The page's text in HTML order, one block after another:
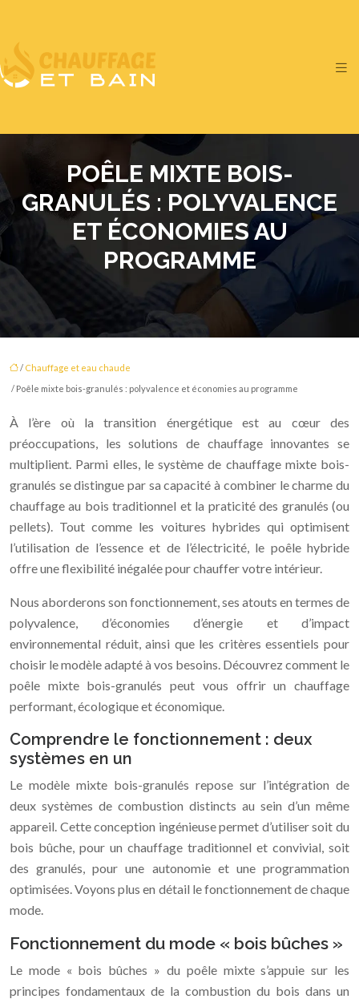
POÊLE MIXTE BOIS-
GRANULÉS : POLYVALENCE
ET ÉCONOMIES AU
PROGRAMME
/ Chauffage et eau chaude
/ Poêle mixte bois-granulés : polyvalence et économies au programme
À l’ère où la transition énergétique est au cœur des
préoccupations, les solutions de chauffage innovantes se
multiplient. Parmi elles, le système de chauffage mixte bois-
granulés se distingue par sa capacité à combiner le charme du
chauffage au bois traditionnel et la praticité des granulés (ou
pellets). Tout comme les voitures hybrides qui optimisent
l’utilisation de l’essence et de l’électricité, le poêle hybride
offre une flexibilité inégalée pour chauffer votre intérieur.
Nous aborderons son fonctionnement, ses atouts en termes de
polyvalence, d’économies d’énergie et d’impact
environnemental réduit, ainsi que les critères essentiels pour
choisir le modèle adapté à vos besoins. Découvrez comment le
poêle mixte bois-granulés peut vous offrir un chauffage
performant, écologique et économique.
Comprendre le fonctionnement : deux
systèmes en un
Le modèle mixte bois-granulés repose sur l’intégration de
deux systèmes de combustion distincts au sein d’un même
appareil. Cette conception ingénieuse permet d’utiliser soit du
bois bûche, pour un chauffage traditionnel et convivial, soit
des granulés, pour une autonomie et une programmation
optimisées. Voyons plus en détail le fonctionnement de chaque
mode.
Fonctionnement du mode « bois bûches »
Le mode « bois bûches » du poêle mixte s’appuie sur les
principes fondamentaux de la combustion du bois dans un